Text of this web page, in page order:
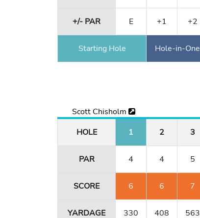
+/- PAR E +1 +2
Starting Hole Hole-in-One
Scott Chisholm
HOLE
1 2 3
PAR 4 4 5
SCORE 6 6 7
YARDAGE 330 408 563